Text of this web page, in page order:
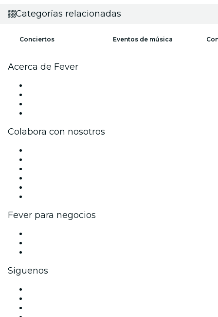
Categorías relacionadas
Conciertos Eventos de música
Acerca de Fever
Colabora con nosotros
Fever para negocios
Síguenos